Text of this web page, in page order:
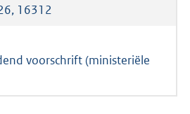
16312
voorschrift (ministeriële